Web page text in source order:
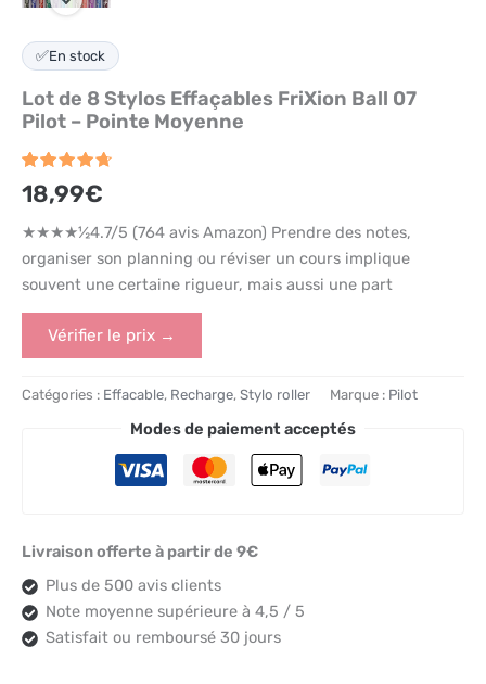
✅En stock
Lot de 8 Stylos Effaçables FriXion Ball 07
Pilot – Pointe Moyenne
Noté4.7
sur 5
sur
764
notations
client
18,99€
★★★★½4.7/5 (764 avis Amazon) Prendre des notes,
organiser son planning ou réviser un cours implique
souvent une certaine rigueur, mais aussi une part
Vérifier le prix →
Catégories : Effacable, Recharge, Stylo roller Marque : Pilot
Modes de paiement acceptés
Livraison offerte à partir de 9€
Plus de 500 avis clients
Note moyenne supérieure à 4,5 / 5
Satisfait ou remboursé 30 jours